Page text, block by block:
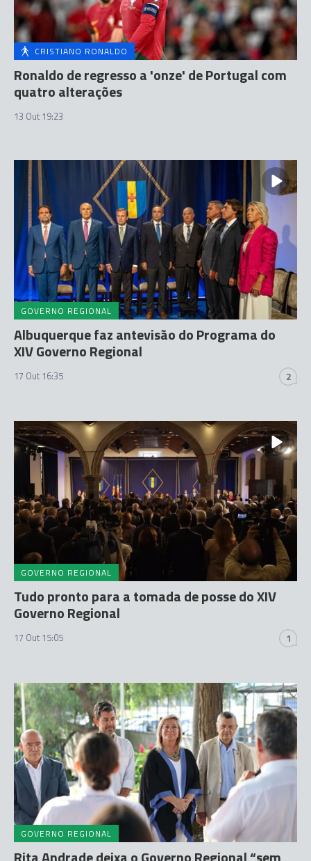
CRISTIANO RONALDO
Ronaldo de regresso a 'onze' de Portugal com
quatro alterações
13 Out 19:23
GOVERNO REGIONAL
Albuquerque faz antevisão do Programa do
XIV Governo Regional
17 Out 16:35 2
GOVERNO REGIONAL
Tudo pronto para a tomada de posse do XIV
Governo Regional
17 Out 15:05 1
GOVERNO REGIONAL